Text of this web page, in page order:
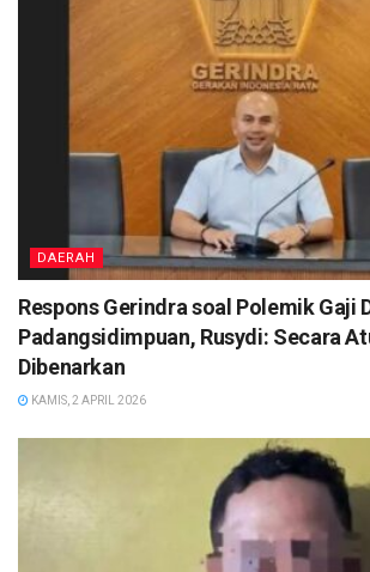
DAERAH
Respons Gerindra soal Polemik Gaji
Padangsidimpuan, Rusydi: Secara
Dibenarkan
KAMIS, 2 APRIL 2026